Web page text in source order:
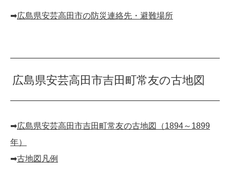
➡︎広島県安芸高田市の防災連絡先・避難場所
広島県安芸高田市吉田町常友の古地図
➡︎広島県安芸高田市吉田町常友の古地図（1894～1899
年）
➡︎古地図凡例